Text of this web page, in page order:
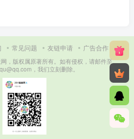
常见问题 友链申请 广告合作
，版权属原著所有。如有侵权，请邮件至
，我们立刻删除。